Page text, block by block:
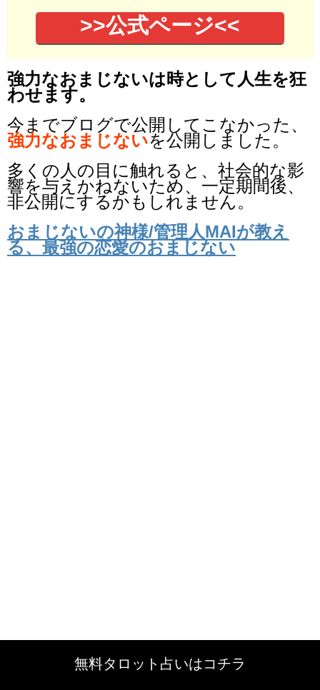
>>公式ページ<<
強力なおまじないは時として人生を狂
わせます。
今までブログで公開してこなかった、
強力なおまじないを公開しました。
多くの人の目に触れると、社会的な影
響を与えかねないため、一定期間後、
非公開にするかもしれません。
おまじないの神様/管理人MAIが教え
る、最強の恋愛のおまじない
無料タロット占いはコチラ
無料タロット占いはコチラ